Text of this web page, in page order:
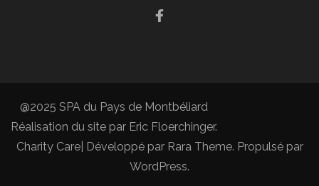
@2025 SPA du Pays de Montbéliard
Réalisation du site par Eric Floerchinger.
Charity Care| Développé par Rara Theme. Propulsé par
WordPress.